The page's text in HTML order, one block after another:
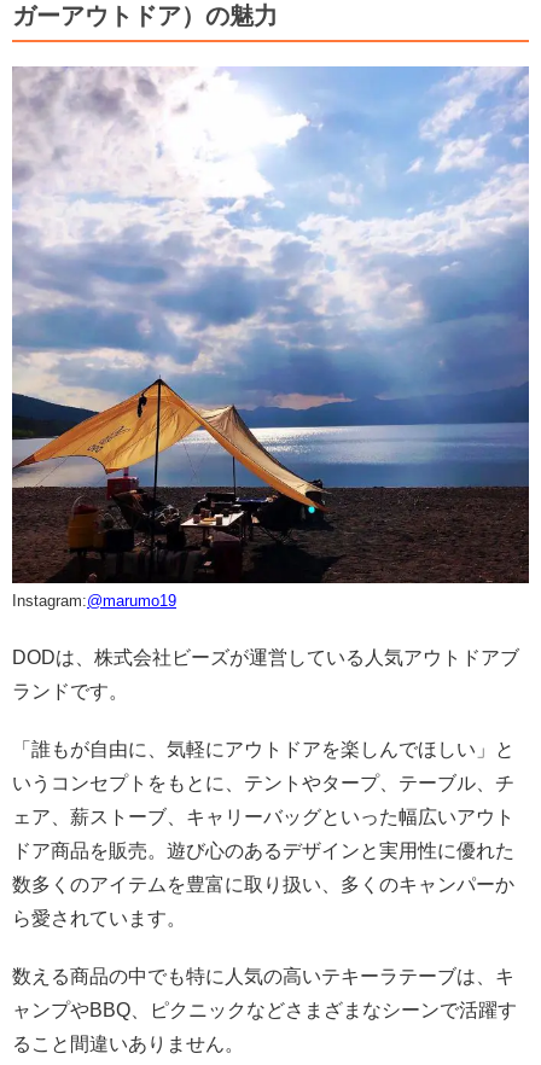
ガーアウトドア）の魅力
Instagram:@marumo19
DODは、株式会社ビーズが運営している人気アウトドアブ
ランドです。
「誰もが自由に、気軽にアウトドアを楽しんでほしい」と
いうコンセプトをもとに、テントやタープ、テーブル、チ
ェア、薪ストーブ、キャリーバッグといった幅広いアウト
ドア商品を販売。遊び心のあるデザインと実用性に優れた
数多くのアイテムを豊富に取り扱い、多くのキャンパーか
ら愛されています。
数える商品の中でも特に人気の高いテキーラテーブは、キ
ャンプやBBQ、ピクニックなどさまざまなシーンで活躍す
ること間違いありません。